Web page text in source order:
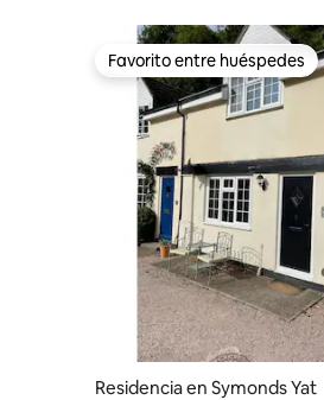
Favorito entre huéspedes
Favorito entre huéspedes
Residencia en Symonds Yat